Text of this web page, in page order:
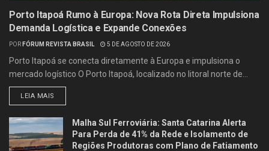
Porto Itapoá Rumo à Europa: Nova Rota Direta Impulsiona
Demanda Logística e Expande Conexões
POR FÓRUM REVISTA BRASIL 5 DE AGOSTO DE 2026
Porto Itapoá se conecta diretamente à Europa e impulsiona o
mercado logístico O Porto Itapoá, localizado no litoral norte de...
LEIA MAIS
Malha Sul Ferroviária: Santa Catarina Alerta
Para Perda de 41% da Rede e Isolamento de
Regiões Produtoras com Plano de Fatiamento